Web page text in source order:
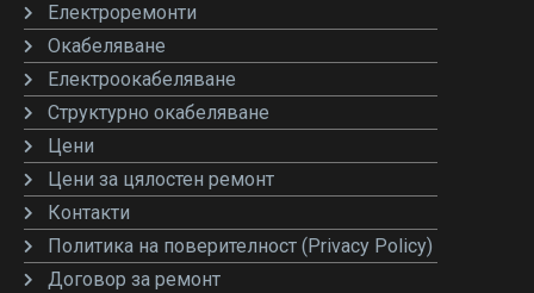
Електроремонти
Окабеляване
Електроокабеляване
Структурно окабеляване
Цени
Цени за цялостен ремонт
Контакти
Политика на поверителност (Privacy Policy)
Договор за ремонт